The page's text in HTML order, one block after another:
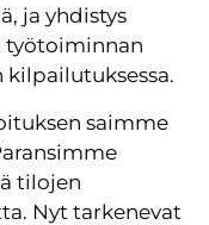
ja yhdistys
työtoiminnan
saimme
tilojen
Nyt tarkenevat